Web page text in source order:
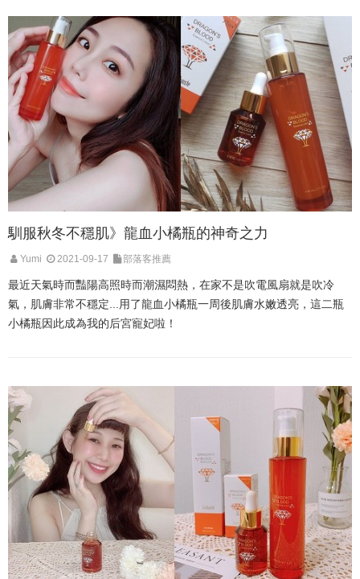
馴服秋冬不穩肌》龍血小橘瓶的神奇之力
Yumi 2021-09-17 部落客推薦
最近天氣時而豔陽高照時而潮濕悶熱，在家不是吹電風扇就是吹冷
氣，肌膚非常不穩定...用了龍血小橘瓶一周後肌膚水嫩透亮，這二瓶
小橘瓶因此成為我的后宮寵妃啦！